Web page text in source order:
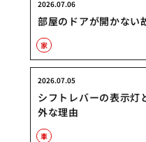
部屋のドアが開かない
2026.07.06
家
シフトレバーの表示灯
外な理由
2026.07.05
車